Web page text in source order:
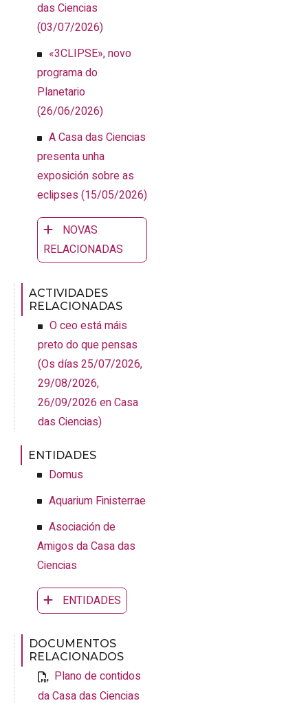
das Ciencias
(03/07/2026)
«3CLIPSE», novo
programa do
Planetario
(26/06/2026)
A Casa das Ciencias
presenta unha
exposición sobre as
eclipses (15/05/2026)
NOVAS
RELACIONADAS
ACTIVIDADES
RELACIONADAS
O ceo está máis
preto do que pensas
(Os días 25/07/2026,
29/08/2026,
26/09/2026 en Casa
das Ciencias)
ENTIDADES
Domus
Aquarium Finisterrae
Asociación de
Amigos da Casa das
Ciencias
ENTIDADES
DOCUMENTOS
RELACIONADOS
Plano de contidos
da Casa das Ciencias